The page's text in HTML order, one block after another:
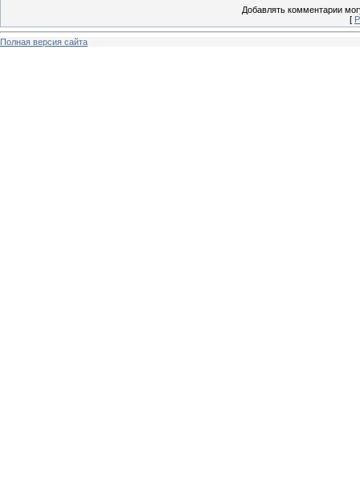
Добавлять комментарии
[
Полная версия сайта